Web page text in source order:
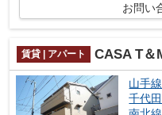
お問い
賃貸 | アパート CASA T
山手線
千代